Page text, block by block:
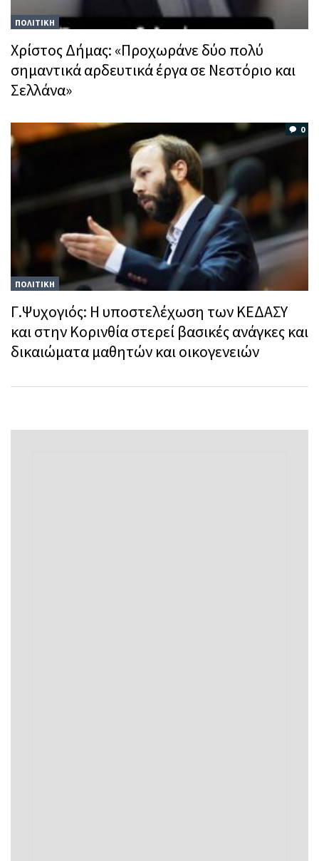
ΠΟΛΙΤΙΚΗ
Χρίστος Δήμας: «Προχωράνε δύο πολύ
σημαντικά αρδευτικά έργα σε Νεστόριο και
Σελλάνα»
0
ΠΟΛΙΤΙΚΗ
Γ.Ψυχογιός: Η υποστελέχωση των ΚΕΔΑΣΥ
και στην Κορινθία στερεί βασικές ανάγκες και
δικαιώματα μαθητών και οικογενειών